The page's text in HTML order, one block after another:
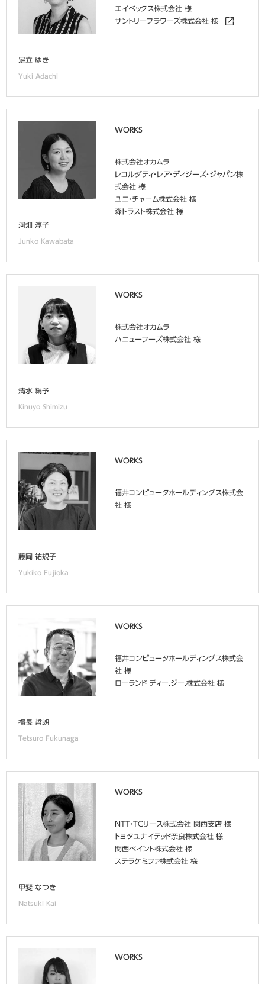
足立 ゆき
Yuki Adachi
エイベックス株式会社 様
サントリーフラワーズ株式会社 様
河畑 淳子
Junko Kawabata
WORKS
株式会社オカムラ
レコルダティ・レア・ディジーズ・ジャパン株
式会社 様
ユニ・チャーム株式会社 様
森トラスト株式会社 様
清水 絹予
Kinuyo Shimizu
WORKS
株式会社オカムラ
ハニューフーズ株式会社 様
藤岡 祐規子
Yukiko Fujioka
WORKS
福井コンピュータホールディングス株式会
社 様
福長 哲朗
Tetsuro Fukunaga
WORKS
福井コンピュータホールディングス株式会
社 様
ローランド ディー.ジー.株式会社 様
甲斐 なつき
Natsuki Kai
WORKS
NTT・TCリース株式会社 関西支店 様
トヨタユナイテッド奈良株式会社 様
関西ペイント株式会社 様
ステラケミファ株式会社 様
WORKS